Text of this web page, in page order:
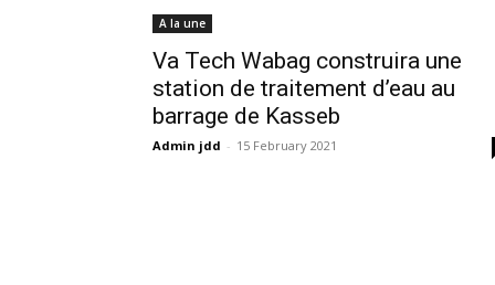
A la une
Va Tech Wabag construira une
station de traitement d’eau au
barrage de Kasseb
Admin jdd - 15 February 2021